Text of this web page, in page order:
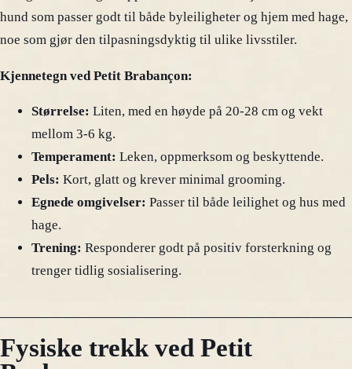
hund som passer godt til både byleiligheter og hjem med hage,
noe som gjør den tilpasningsdyktig til ulike livsstiler.
Kjennetegn ved Petit Brabançon:
Størrelse: Liten, med en høyde på 20-28 cm og vekt
mellom 3-6 kg.
Temperament: Leken, oppmerksom og beskyttende.
Pels: Kort, glatt og krever minimal grooming.
Egnede omgivelser: Passer til både leilighet og hus med
hage.
Trening: Responderer godt på positiv forsterkning og
trenger tidlig sosialisering.
Fysiske trekk ved Petit